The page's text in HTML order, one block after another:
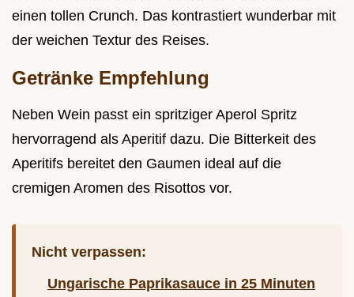
einen tollen Crunch. Das kontrastiert wunderbar mit
der weichen Textur des Reises.
Getränke Empfehlung
Neben Wein passt ein spritziger Aperol Spritz
hervorragend als Aperitif dazu. Die Bitterkeit des
Aperitifs bereitet den Gaumen ideal auf die
cremigen Aromen des Risottos vor.
Nicht verpassen:
Ungarische Paprikasauce in 25 Minuten